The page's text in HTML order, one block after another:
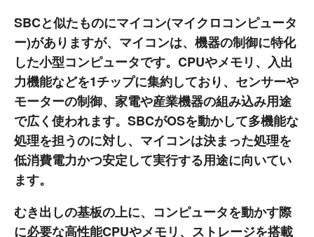
SBCと似たものにマイコン(マイクロコンピュータ
ー)がありますが、マイコンは、機器の制御に特化
した小型コンピュータです。CPUやメモリ、入出
力機能などを1チップに集約しており、センサーや
モーターの制御、家電や産業機器の組み込み用途
で広く使われます。SBCがOSを動かして多機能な
処理を担うのに対し、マイコンは決まった処理を
低消費電力かつ安定して実行する用途に向いてい
ます。
むき出しの基板の上に、コンピュータを動かす際
に必要な高性能CPUやメモリ、ストレージを搭載